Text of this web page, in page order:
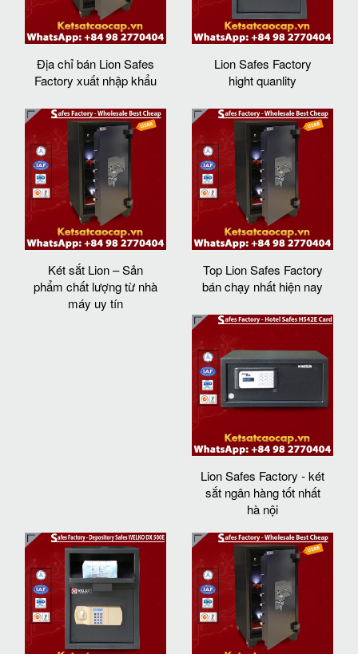
Địa chỉ bán Lion Safes
Factory xuất nhập khẩu
Lion Safes Factory
hight quanlity
Két sắt Lion – Sản
phẩm chất lượng từ nhà
máy uy tín
Top Lion Safes Factory
bán chạy nhất hiện nay
Lion Safes Factory - két
sắt ngân hàng tốt nhất
hà nội